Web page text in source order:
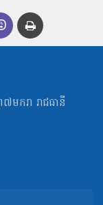
មករា រាជធានី